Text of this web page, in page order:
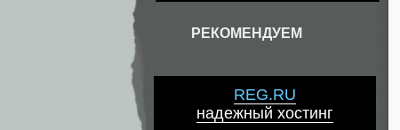
РЕКОМЕНДУЕМ
REG.RU
надежный хостинг